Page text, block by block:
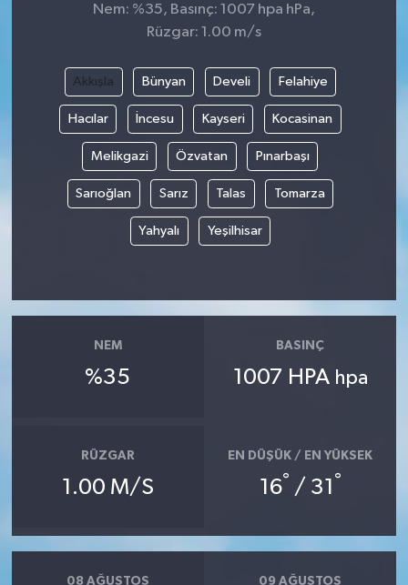
Nem: %35, Basınç: 1007 hpa hPa,
Rüzgar: 1.00 m/s
Akkışla Bünyan Develi Felahiye
Hacılar İncesu Kayseri Kocasinan
Melikgazi Özvatan Pınarbaşı
Sarıoğlan Sarız Talas Tomarza
Yahyalı Yeşilhisar
NEM
%35
BASINÇ
1007 HPA hpa
RÜZGAR
1.00 M/S
EN DÜŞÜK / EN YÜKSEK
16° / 31 °
08 AĞUSTOS 09 AĞUSTOS
Bilim, Teknoloji